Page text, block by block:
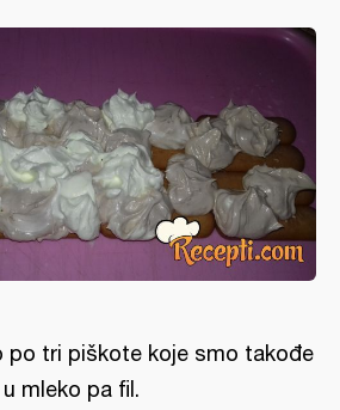
po tri piškote koje smo takođe
mleko pa fil.